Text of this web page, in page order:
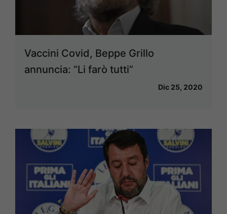
Vaccini Covid, Beppe Grillo
annuncia: “Li farò tutti”
Dic 25, 2020